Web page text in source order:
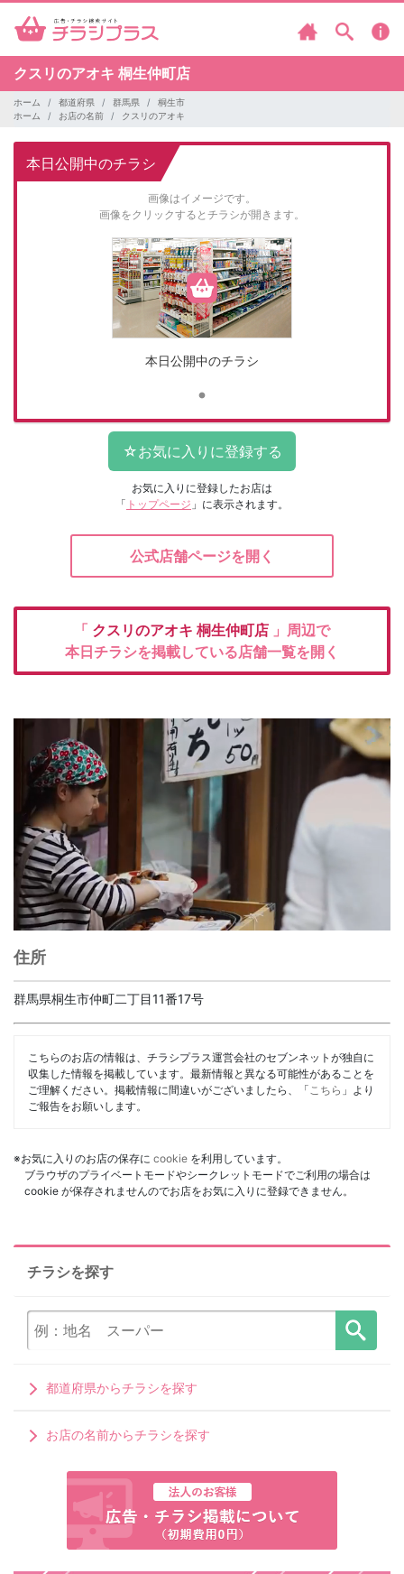
クスリのアオキ 桐生仲町店
ホーム 都道府県 群馬県
桐生市
ホーム
お店の名前 クスリのアオキ
本日公開中のチラシ
画像はイメージです。
画像をクリックするとチラシが開きます。
本日公開中のチラシ
お気に入りに登録したお店は
「 トップページ 」に表示されます。
公式店舗ページを開く
「 クスリのアオキ 桐生仲町店 」周辺で
本日チラシを掲載している店舗一覧を開く
住所
群馬県桐生市仲町二丁目11番17号
こちらのお店の情報は、チラシプラス運営会社のセブンネットが独自に
収集した情報を掲載しています。最新情報と異なる可能性があることを
ご理解ください。掲載情報に間違いがございましたら、「 こちら 」より
ご報告をお願いします。
※お気に入りのお店の保存に cookie を利用しています。
ブラウザのプライベートモードやシークレットモードでご利用の場合は
cookie が保存されませんのでお店をお気に入りに登録できません。
チラシを探す
都道府県からチラシを探す
お店の名前からチラシを探す